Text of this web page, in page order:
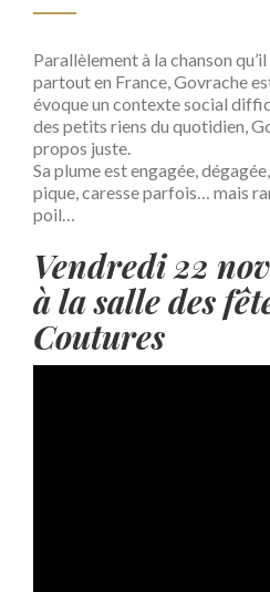
Parallèlement à la chanson
partout en France, Govrache
évoque un contexte social
des petits riens du quotidien,
propos juste.
Sa plume est engagée,
pique, caresse parfois… mais
poil…
Vendredi 22
à la salle des
Coutures